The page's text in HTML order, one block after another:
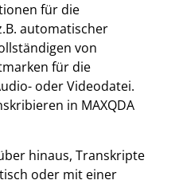
für die
automatischer
von
für die
oder Videodatei.
in MAXQDA
hinaus, Transkripte
oder mit einer